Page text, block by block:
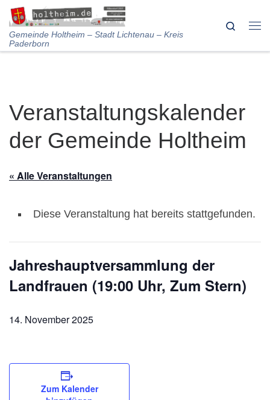
Skip to content
Gemeinde Holtheim – Stadt Lichtenau – Kreis
Paderborn
Search
Veranstaltungskalender
der Gemeinde Holtheim
« Alle Veranstaltungen
Diese Veranstaltung hat bereits stattgefunden.
Jahreshauptversammlung der
Landfrauen (19:00 Uhr, Zum Stern)
14. November 2025
Zum Kalender